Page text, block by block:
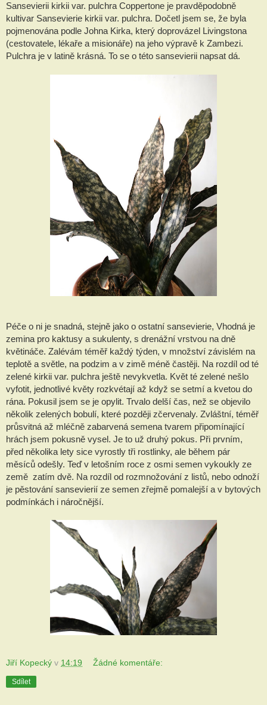
Sansevierii kirkii var. pulchra Coppertone je pravděpodobně
kultivar Sansevierie kirkii var. pulchra. Dočetl jsem se, že byla
pojmenována podle Johna Kirka, který doprovázel Livingstona
(cestovatele, lékaře a misionáře) na jeho výpravě k Zambezi.
Pulchra je v latině krásná. To se o této sansevierii napsat dá.
Péče o ni je snadná, stejně jako o ostatní sansevierie, Vhodná je
zemina pro kaktusy a sukulenty, s drenážní vrstvou na dně
květináče. Zalévám téměř každý týden, v množství závislém na
teplotě a světle, na podzim a v zimě méně častěji. Na rozdíl od té
zelené kirkii var. pulchra ještě nevykvetla. Květ té zelené nešlo
vyfotit, jednotlivé květy rozkvétají až když se setmí a kvetou do
rána. Pokusil jsem se je opylit. Trvalo delší čas, než se objevilo
několik zelených bobulí, které později zčervenaly. Zvláštní, téměř
průsvitná až mléčně zabarvená semena tvarem připomínající
hrách jsem pokusně vysel. Je to už druhý pokus. Při prvním,
před několika lety sice vyrostly tři rostlinky, ale během pár
měsíců odešly. Teď v letošním roce z osmi semen vykoukly ze
země zatím dvě. Na rozdíl od rozmnožování z listů, nebo odnoží
je pěstování sansevierií ze semen zřejmě pomalejší a v bytových
podmínkách i náročnější.
Jiří Kopecký v 14:19 Žádné komentáře:
Sdílet